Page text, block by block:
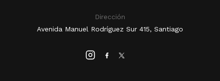
Dirección
Avenida Manuel Rodríguez Sur 415, Santiago